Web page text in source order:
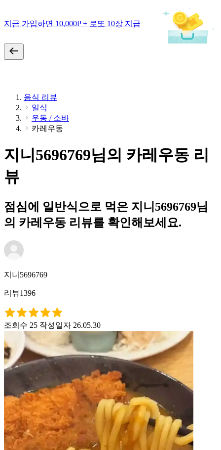
지금 가입하면 10,000P + 로또 10장 지급
음식 리뷰
일식
우동 / 소바
카레우동
지니5696769님의 카레우동 리
뷰
점심에 일반식으로 먹은 지니5696769님
의 카레우동 리뷰를 확인해보세요.
지니5696769
리뷰1396
조회수 25 작성일자 26.05.30